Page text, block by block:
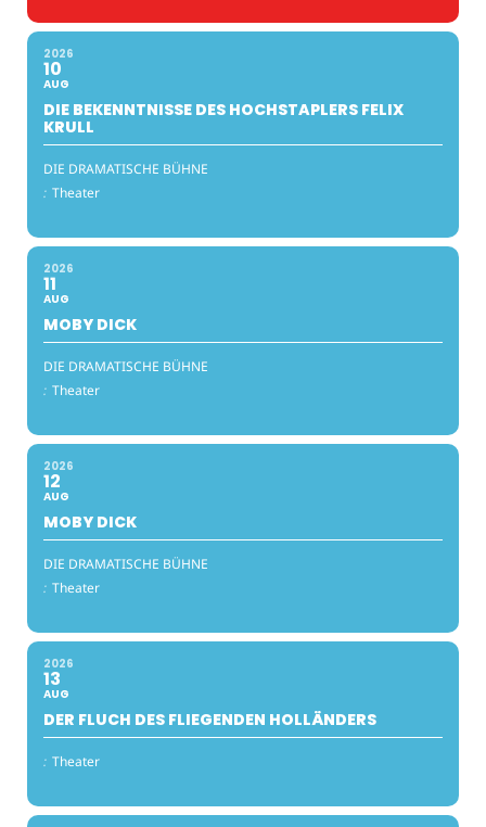
2026
10
AUG
DIE BEKENNTNISSE DES HOCHSTAPLERS FELIX
KRULL
DIE DRAMATISCHE BÜHNE
: Theater
2026
11
AUG
MOBY DICK
DIE DRAMATISCHE BÜHNE
: Theater
2026
12
AUG
MOBY DICK
DIE DRAMATISCHE BÜHNE
: Theater
2026
13
AUG
DER FLUCH DES FLIEGENDEN HOLLÄNDERS
: Theater